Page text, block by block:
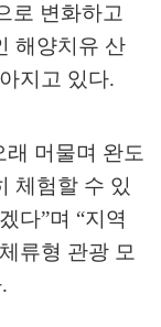
로 변화하고
해양치유 산
지고 있다.
머물며 완도
체험할 수 있
다”며 “지역
류형 관광 모
.